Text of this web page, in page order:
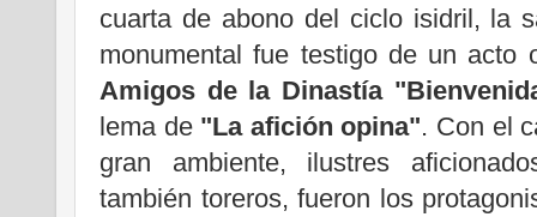
cuarta de abono del ciclo isidril, la
monumental fue testigo de un acto
Amigos de la Dinastía
lema de "La afición opina". Con el
gran ambiente, ilustres
también toreros, fueron los